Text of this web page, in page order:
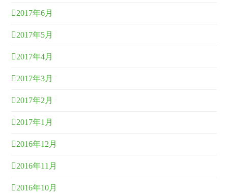
2017年6月
2017年5月
2017年4月
2017年3月
2017年2月
2017年1月
2016年12月
2016年11月
2016年10月